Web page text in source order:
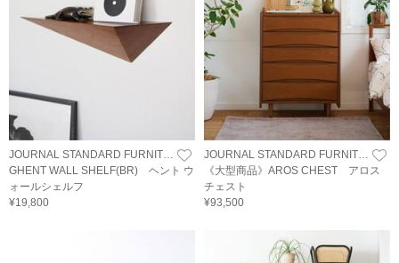
JOURNAL STANDARD FURNITURE
GHENT WALL SHELF(BR) ヘント ウ
ォールシェルフ
¥19,800
JOURNAL STANDARD FURNITURE
《大型商品》AROS CHEST アロス
チェスト
¥93,500